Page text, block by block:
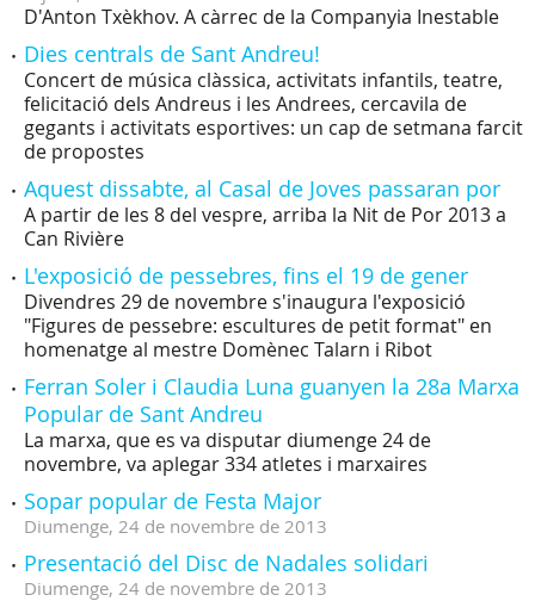
D'Anton Txèkhov. A càrrec de la Companyia Inestable
Dies centrals de Sant Andreu!
Concert de música clàssica, activitats infantils, teatre,
felicitació dels Andreus i les Andrees, cercavila de
gegants i activitats esportives: un cap de setmana farcit
de propostes
Aquest dissabte, al Casal de Joves passaran por
A partir de les 8 del vespre, arriba la Nit de Por 2013 a
Can Rivière
L'exposició de pessebres, fins el 19 de gener
Divendres 29 de novembre s'inaugura l'exposició
"Figures de pessebre: escultures de petit format" en
homenatge al mestre Domènec Talarn i Ribot
Ferran Soler i Claudia Luna guanyen la 28a Marxa
Popular de Sant Andreu
La marxa, que es va disputar diumenge 24 de
novembre, va aplegar 334 atletes i marxaires
Sopar popular de Festa Major
Diumenge, 24 de novembre de 2013
Presentació del Disc de Nadales solidari
Diumenge, 24 de novembre de 2013